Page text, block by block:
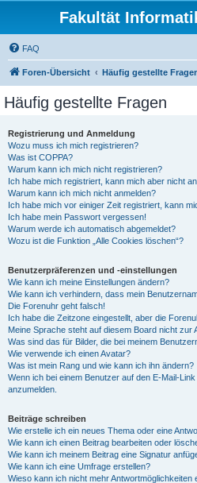
Fakultät
FAQ
Foren-Übersicht Häufig gestellte
Häufig gestellte Fragen
Registrierung und Anmeldung
Wozu muss ich mich registrieren?
Was ist COPPA?
Warum kann ich mich nicht registrieren?
Ich habe mich registriert, kann mich aber nicht
Warum kann ich mich nicht anmelden?
Ich habe mich vor einiger Zeit registriert, kann
Ich habe mein Passwort vergessen!
Warum werde ich automatisch abgemeldet?
Wozu ist die Funktion „Alle Cookies löschen“?
Benutzerpräferenzen und -einstellungen
Wie kann ich meine Einstellungen ändern?
Wie kann ich verhindern, dass mein
Die Forenuhr geht falsch!
Ich habe die Zeitzone eingestellt, aber die
Meine Sprache steht auf diesem Board nicht zur
Was sind das für Bilder, die bei meinem
Wie verwende ich einen Avatar?
Was ist mein Rang und wie kann ich ihn ändern?
Wenn ich bei einem Benutzer auf den E-Mail-
anzumelden.
Beiträge schreiben
Wie erstelle ich ein neues Thema oder eine
Wie kann ich einen Beitrag bearbeiten oder
Wie kann ich meinem Beitrag eine Signatur
Wie kann ich eine Umfrage erstellen?
Wieso kann ich nicht mehr Antwortmöglichkeiten